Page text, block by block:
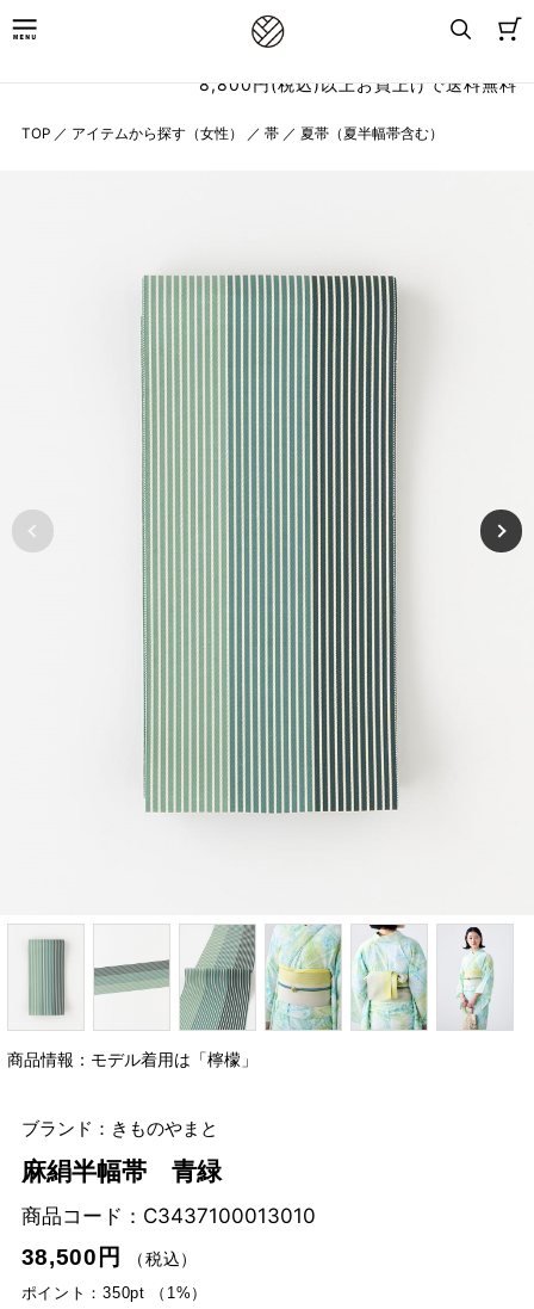
8,800円(税込)以上お買上げで送料無料
TOP ／ アイテムから探す（女性） ／ 帯 ／ 夏帯（夏半幅帯含む）
商品情報：モデル着用は「檸檬」
ブランド：きものやまと
麻絹半幅帯 青緑
商品コード： C3437100013010
38,500円
（税込）
ポイント：350pt （1%）